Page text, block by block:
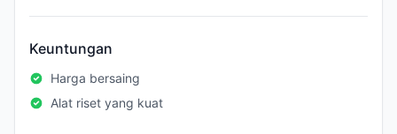
Keuntungan
Harga bersaing
Alat riset yang kuat